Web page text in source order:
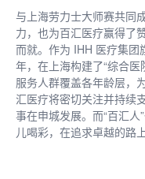
与上海劳力士大师赛共同
力，也为百汇医疗赢得了
而就。作为 IHH 医疗集
年，在上海构建了“综合医
服务人群覆盖各年龄层，
汇医疗将密切关注并持续
事在申城发展。而“百汇
儿喝彩，在追求卓越的路